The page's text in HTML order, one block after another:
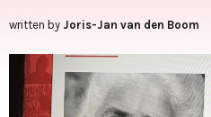
written by Joris-Jan van den Boom